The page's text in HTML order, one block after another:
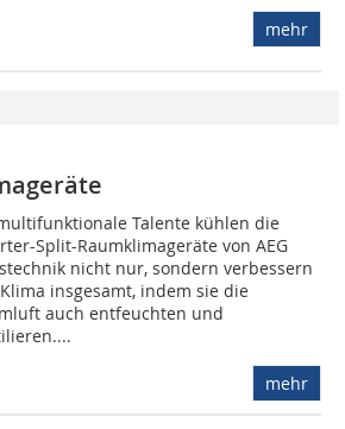
mehr
Talente kühlen die
Split-Raumklimageräte von AEG
nicht nur, sondern verbessern
insgesamt, indem sie die
auch entfeuchten und
mehr